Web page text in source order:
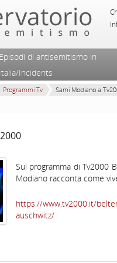
Episodi di antisemitismo in
Italia/Incidents
Programmi Tv Sami Modiano a
Sul programma di Tv2000
Modiano racconta come
https://www.tv2000.it/
auschwitz/